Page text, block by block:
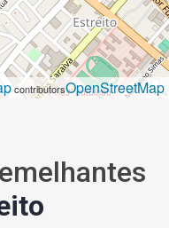
contributorsOpenStreetMap